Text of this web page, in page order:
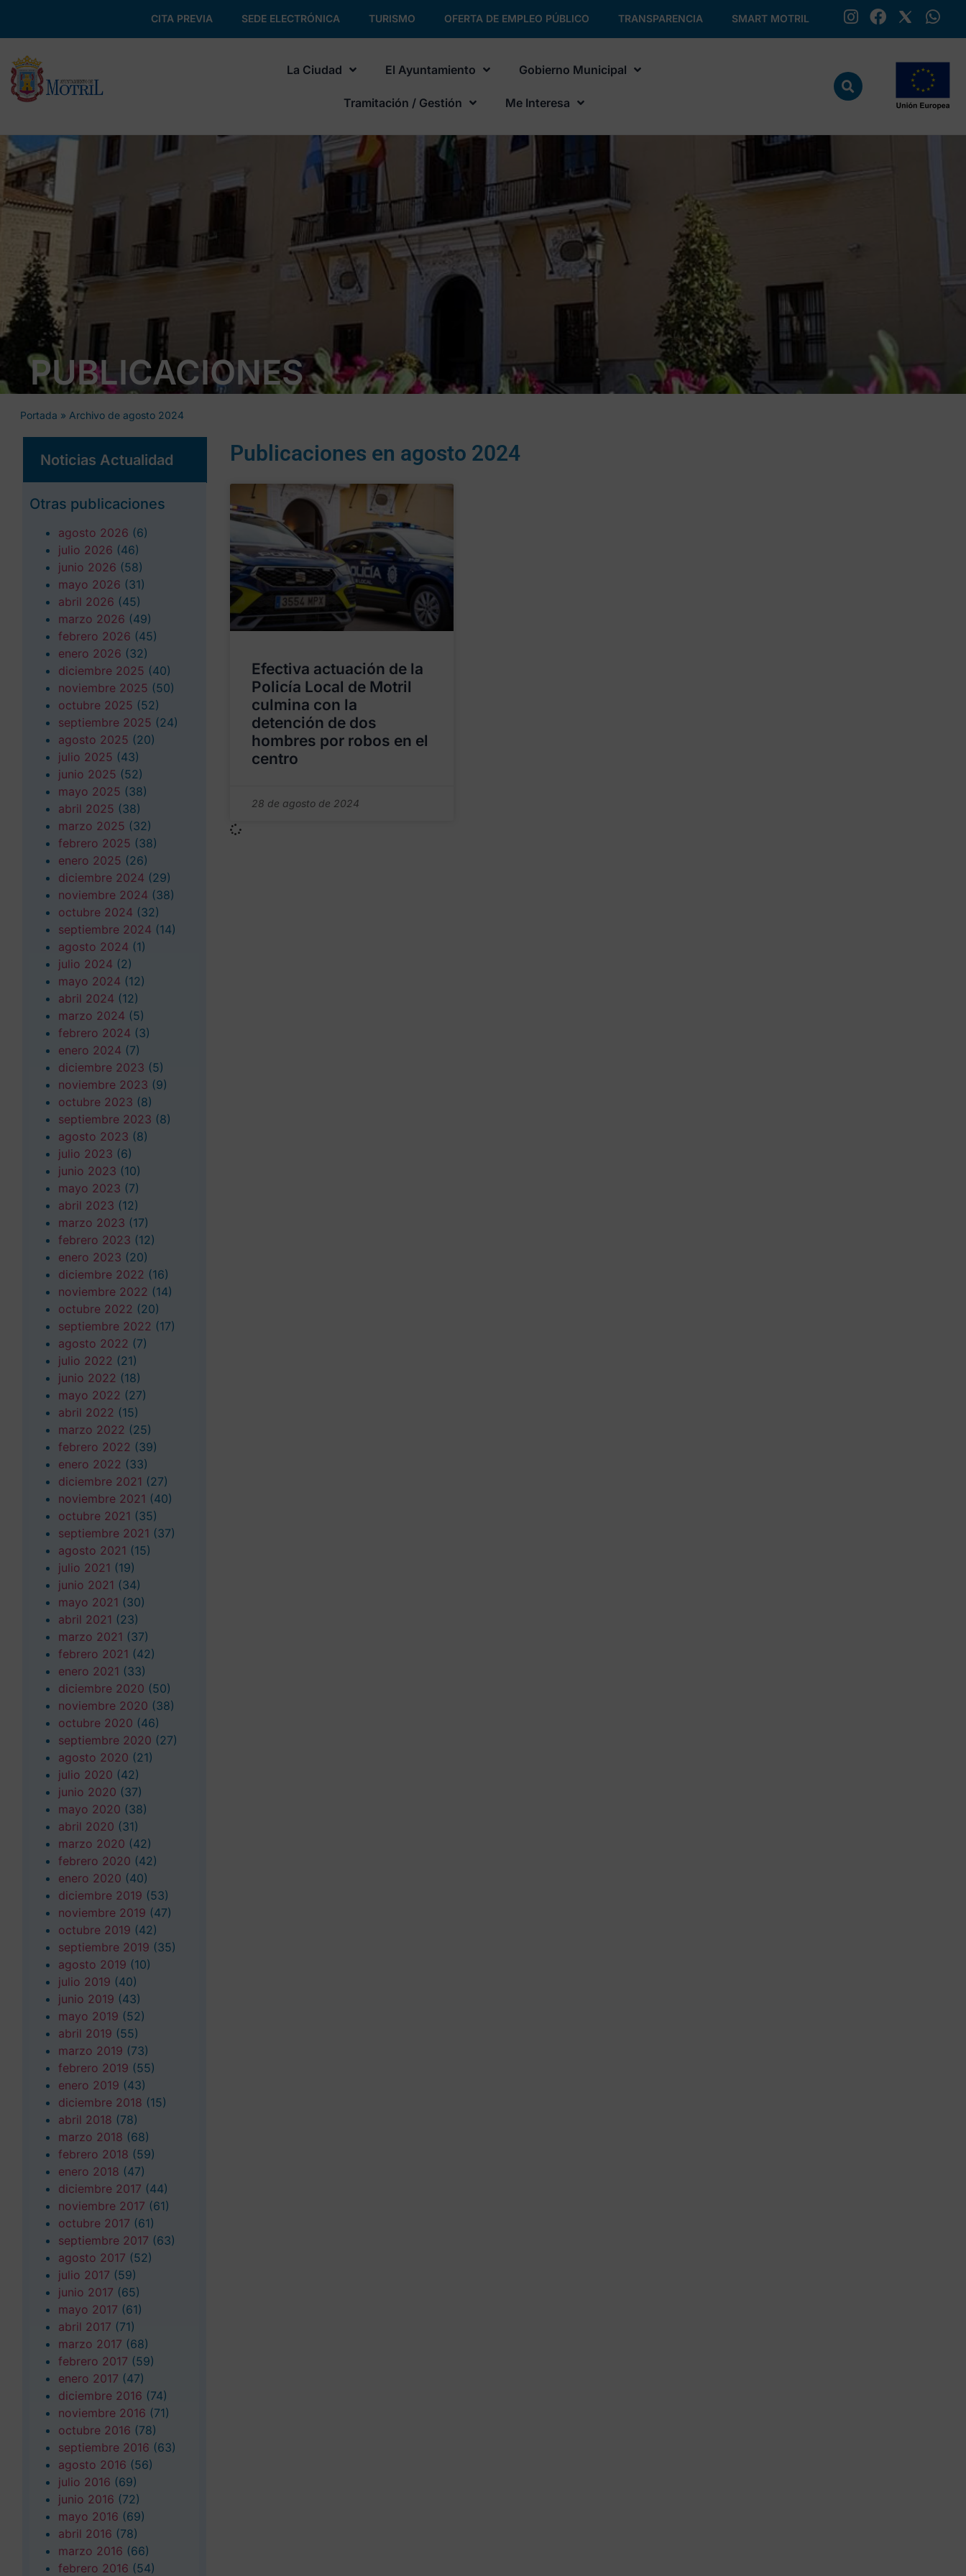
CITA PREVIA SEDE ELECTRÓNICA TURISMO OFERTA DE EMPLEO PÚBLICO TRANSPARENCIA SMART MOTRIL
La Ciudad El Ayuntamiento Gobierno Municipal
Tramitación / Gestión Me Interesa
PUBLICACIONES
Portada » Archivo de agosto 2024
Noticias Actualidad
Otras publicaciones
agosto 2026 (6)
julio 2026 (46)
junio 2026 (58)
mayo 2026 (31)
abril 2026 (45)
marzo 2026 (49)
febrero 2026 (45)
enero 2026 (32)
diciembre 2025 (40)
noviembre 2025 (50)
octubre 2025 (52)
septiembre 2025 (24)
agosto 2025 (20)
julio 2025 (43)
junio 2025 (52)
mayo 2025 (38)
abril 2025 (38)
marzo 2025 (32)
febrero 2025 (38)
enero 2025 (26)
diciembre 2024 (29)
noviembre 2024 (38)
octubre 2024 (32)
septiembre 2024 (14)
agosto 2024 (1)
julio 2024 (2)
mayo 2024 (12)
abril 2024 (12)
marzo 2024 (5)
febrero 2024 (3)
enero 2024 (7)
diciembre 2023 (5)
noviembre 2023 (9)
octubre 2023 (8)
septiembre 2023 (8)
agosto 2023 (8)
julio 2023 (6)
junio 2023 (10)
mayo 2023 (7)
abril 2023 (12)
marzo 2023 (17)
febrero 2023 (12)
enero 2023 (20)
diciembre 2022 (16)
noviembre 2022 (14)
octubre 2022 (20)
septiembre 2022 (17)
agosto 2022 (7)
julio 2022 (21)
junio 2022 (18)
mayo 2022 (27)
abril 2022 (15)
marzo 2022 (25)
febrero 2022 (39)
enero 2022 (33)
diciembre 2021 (27)
noviembre 2021 (40)
octubre 2021 (35)
septiembre 2021 (37)
agosto 2021 (15)
julio 2021 (19)
junio 2021 (34)
mayo 2021 (30)
abril 2021 (23)
marzo 2021 (37)
febrero 2021 (42)
enero 2021 (33)
diciembre 2020 (50)
noviembre 2020 (38)
octubre 2020 (46)
septiembre 2020 (27)
agosto 2020 (21)
julio 2020 (42)
junio 2020 (37)
mayo 2020 (38)
abril 2020 (31)
marzo 2020 (42)
febrero 2020 (42)
enero 2020 (40)
diciembre 2019 (53)
noviembre 2019 (47)
octubre 2019 (42)
septiembre 2019 (35)
agosto 2019 (10)
julio 2019 (40)
junio 2019 (43)
mayo 2019 (52)
abril 2019 (55)
marzo 2019 (73)
febrero 2019 (55)
enero 2019 (43)
diciembre 2018 (15)
abril 2018 (78)
marzo 2018 (68)
febrero 2018 (59)
enero 2018 (47)
diciembre 2017 (44)
noviembre 2017 (61)
octubre 2017 (61)
septiembre 2017 (63)
agosto 2017 (52)
julio 2017 (59)
junio 2017 (65)
mayo 2017 (61)
abril 2017 (71)
marzo 2017 (68)
febrero 2017 (59)
enero 2017 (47)
diciembre 2016 (74)
noviembre 2016 (71)
octubre 2016 (78)
septiembre 2016 (63)
agosto 2016 (56)
julio 2016 (69)
junio 2016 (72)
mayo 2016 (69)
abril 2016 (78)
marzo 2016 (66)
febrero 2016 (54)
Publicaciones en agosto 2024
Efectiva actuación de la
Policía Local de Motril
culmina con la
detención de dos
hombres por robos en el
centro
28 de agosto de 2024